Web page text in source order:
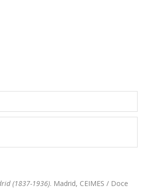
(1837-1936). Madrid, CEIMES / Doce